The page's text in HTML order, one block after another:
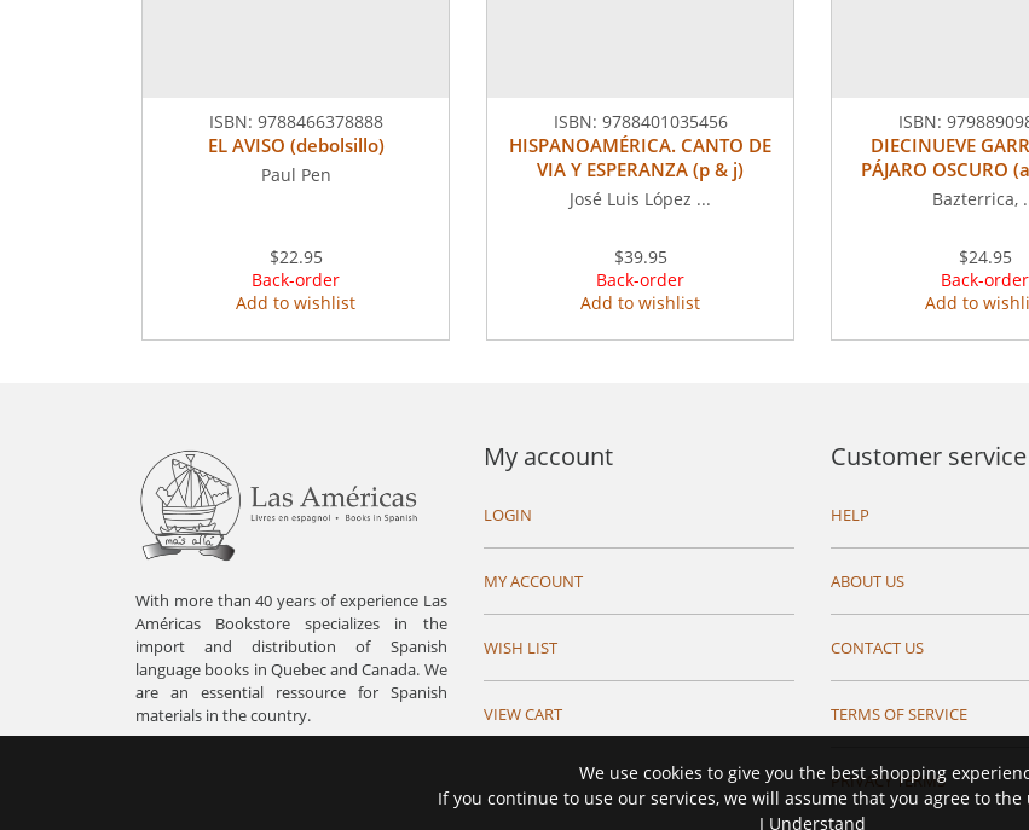
ISBN: 9788466378888
EL AVISO (debolsillo)
Paul Pen
$22.95
Back-order
Add to wishlist
ISBN: 9788401035456
HISPANOAMÉRICA. CANTO DE
VIA Y ESPERANZA (p & j)
José Luis López ...
$39.95
Back-order
Add to wishlist
ISBN:
DIECINUEVE
PÁJARO OSCURO
Bazterrica,
$24.95
Back-order
Add to
With more than 40 years of experience Las
Américas Bookstore specializes in the
import and distribution of Spanish
language books in Quebec and Canada. We
are an essential ressource for Spanish
materials in the country.
My account
LOGIN
MY ACCOUNT
WISH LIST
VIEW CART
Customer service
HELP
ABOUT US
CONTACT US
TERMS OF SERVICE
PRIVACY TERMS
We use cookies to give you the best shopping
If you continue to use our services, we will assume that you agree to the
I Understand